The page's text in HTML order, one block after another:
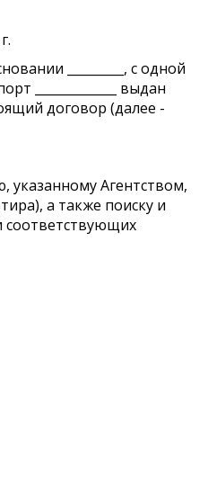
_________, с одной
_____________ выдан
договор (далее -
указанному Агентством,
а также поиску и